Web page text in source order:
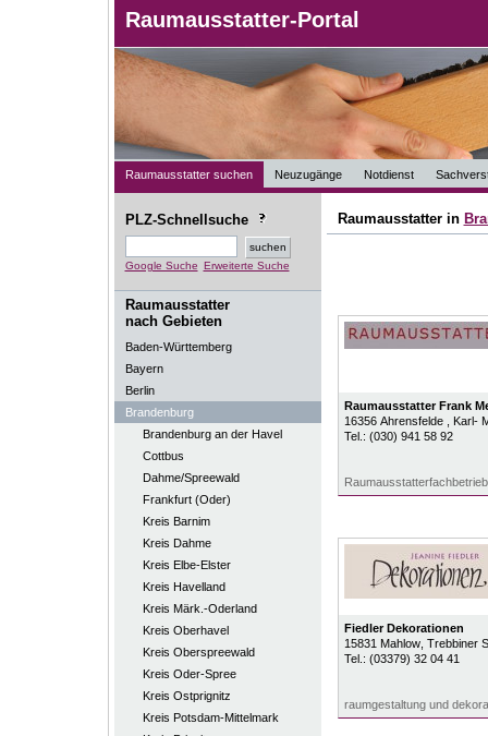
Raumausstatter-Portal
Raumausstatter suchen Neuzugänge Notdienst
PLZ-Schnellsuche
Google Suche Erweiterte Suche
Raumausstatter
nach Gebieten
Baden-Württemberg
Bayern
Berlin
Brandenburg
Brandenburg an der Havel
Cottbus
Dahme/Spreewald
Frankfurt (Oder)
Kreis Barnim
Kreis Dahme
Kreis Elbe-Elster
Kreis Havelland
Kreis Märk.-Oderland
Kreis Oberhavel
Kreis Oberspreewald
Kreis Oder-Spree
Kreis Ostprignitz
Kreis Potsdam-Mittelmark
Raumausstatter in
Raumausstatter Frank
16356 Ahrensfelde
, Karl-
Tel.: (030) 941 58 92
Raumausstatterfachbetrieb
Fiedler Dekorationen
15831 Mahlow, Trebbiner
Tel.: (03379) 32 04 41
raumgestaltung und